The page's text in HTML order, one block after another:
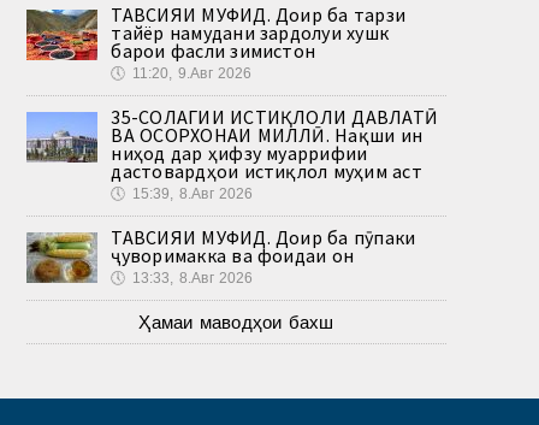
ТАВСИЯИ МУФИД. Доир ба тарзи
тайёр намудани зардолуи хушк
барои фасли зимистон
🕔 11:20, 9.Авг 2026
35-СОЛАГИИ ИСТИҚЛОЛИ ДАВЛАТӢ
ВА ОСОРХОНАИ МИЛЛӢ. Нақши ин
ниҳод дар ҳифзу муаррифии
дастовардҳои истиқлол муҳим аст
🕔 15:39, 8.Авг 2026
ТАВСИЯИ МУФИД. Доир ба пӯпаки
ҷуворимакка ва фоидаи он
🕔 13:33, 8.Авг 2026
Ҳамаи маводҳои бахш